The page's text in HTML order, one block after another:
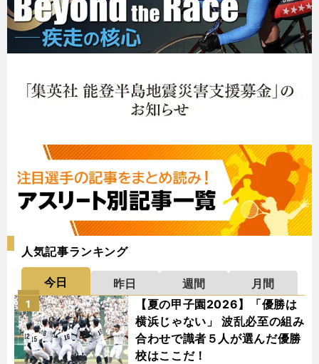
人気記事ランキング
今日 昨日 週間
月間
【夏の甲子園2026】「優勝は
横浜じゃない」 波乱必至の組み
合わせで識者５人が選んだ優勝
校はここだ！
1